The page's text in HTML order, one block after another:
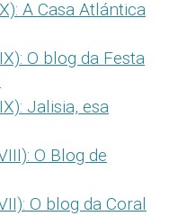
A Casa Atlántica
O blog da Festa
.
Jalisia, esa
O Blog de
O blog da Coral